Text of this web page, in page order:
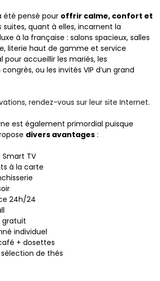
été pensé pour offrir calme, confort et
suites, quant à elles, incarnent la
à la française : salons spacieux, salles
literie haut de gamme et service
pour accueillir les mariés, les
ou les invités VIP d’un grand
rendez-vous sur leur site Internet.
est également primordial puisque
divers avantages :
TV
à la carte
24h/24
gratuit
individuel
+ dosettes
de thés